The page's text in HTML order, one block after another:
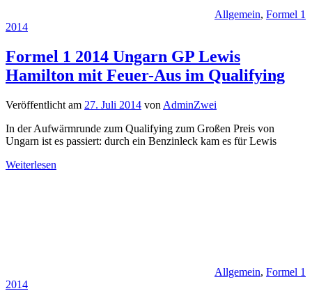
Allgemein, Formel 1
2014
Formel 1 2014 Ungarn GP Lewis
Hamilton mit Feuer-Aus im Qualifying
Veröffentlicht am 27. Juli 2014 von AdminZwei
In der Aufwärmrunde zum Qualifying zum Großen Preis von
Ungarn ist es passiert: durch ein Benzinleck kam es für Lewis
Weiterlesen
Allgemein, Formel 1
2014